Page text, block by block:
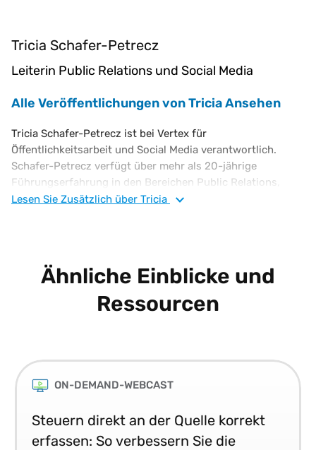
Tricia Schafer-Petrecz
Leiterin Public Relations und Social Media
Alle Veröffentlichungen von Tricia Ansehen
Tricia Schafer-Petrecz ist bei Vertex für
Öffentlichkeitsarbeit und Social Media verantwortlich.
Schafer-Petrecz verfügt über mehr als 20-jährige
Führungserfahrung in den Bereichen Public Relations,
Unternehmenskommunikation und Thought Leadership für
Abschluss in Kommunikationswissenschaft von der La
Salle University in Philadelphia
Lesen Sie Zusätzlich über Tricia
Ähnliche Einblicke und
Ressourcen
ON-DEMAND-WEBCAST
Steuern direkt an der Quelle korrekt
erfassen: So verbessern Sie die